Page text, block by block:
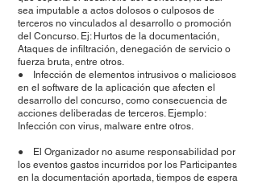
sea imputable a actos dolosos o culposos de
terceros no vinculados al desarrollo o promoción
del Concurso. Ej: Hurtos de la documentación,
Ataques de infiltración, denegación de servicio o
fuerza bruta, entre otros.
● Infección de elementos intrusivos o maliciosos
en el software de la aplicación que afecten el
desarrollo del concurso, como consecuencia de
acciones deliberadas de terceros. Ejemplo:
Infección con virus, malware entre otros.
● El Organizador no asume responsabilidad por
los eventos gastos incurridos por los Participantes
en la documentación aportada, tiempos de espera